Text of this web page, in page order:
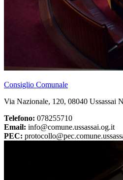
Consiglio Comunale
Via Nazionale, 120, 08040 Ussassai
Telefono: 078255710
Email: info@comune.ussassai.og.it
PEC: